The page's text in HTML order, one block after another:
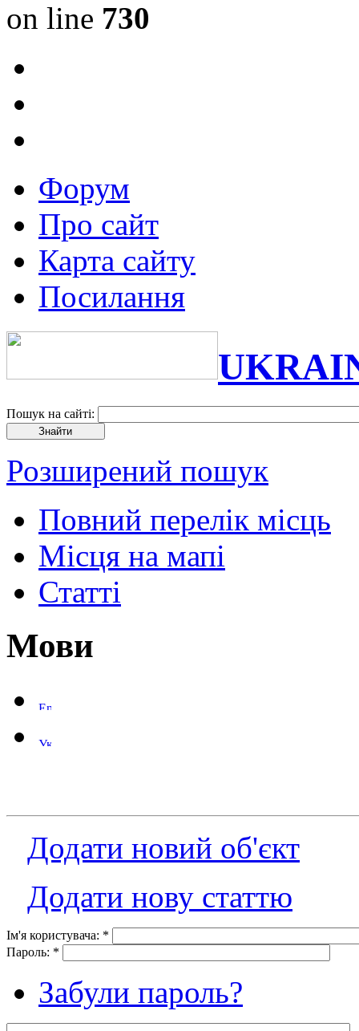
on line 730
Форум
Про сайт
Карта сайту
Посилання
Пошук на сайті:
Розширений пошук
Повний перелік місць
Місця на мапі
Статті
Мови
Додати новий об'єкт
Додати нову статтю
Ім'я користувача: *
Пароль: *
Забули пароль?